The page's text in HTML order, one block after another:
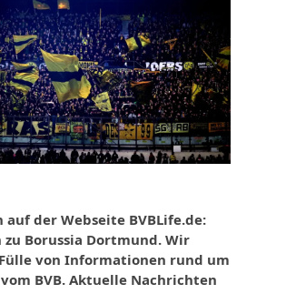
der Webseite BVBLife.de:
zu Borussia Dortmund. Wir
von Informationen rund um
vom BVB. Aktuelle Nachrichten